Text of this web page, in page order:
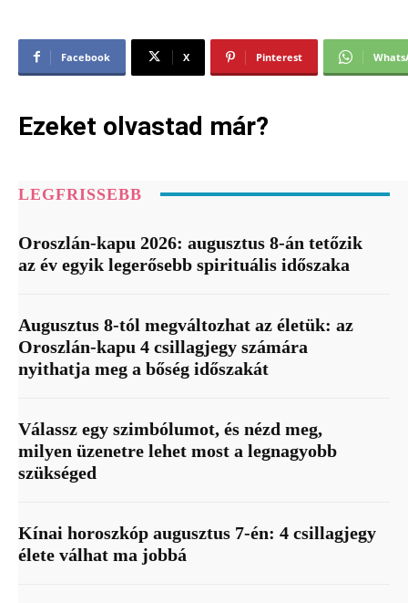
Facebook X Pinterest
Ezeket olvastad már?
LEGFRISSEBB
Oroszlán-kapu 2026: augusztus 8-án tetőzik
az év egyik legerősebb spirituális időszaka
Augusztus 8-tól megváltozhat az életük: az
Oroszlán-kapu 4 csillagjegy számára
nyithatja meg a bőség időszakát
Válassz egy szimbólumot, és nézd meg,
milyen üzenetre lehet most a legnagyobb
szükséged
Kínai horoszkóp augusztus 7-én: 4 csillagjegy
élete válhat ma jobbá